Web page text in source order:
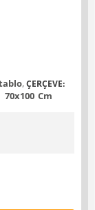
,ÇERÇEVE:
70x100 Cm